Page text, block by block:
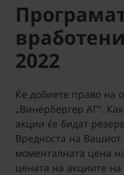
2022
Ќе добиете право на
„Винербергер АГ“.
акции ќе бидат
Вредноста на Вашиот
моменталната цена
цената на акциите